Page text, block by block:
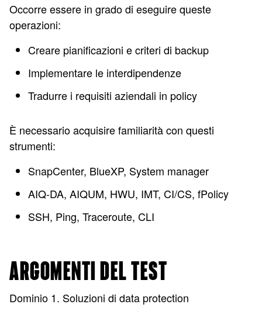
Occorre essere in grado di eseguire queste
operazioni:
Creare pianificazioni e criteri di backup
Implementare le interdipendenze
Tradurre i requisiti aziendali in policy
È necessario acquisire familiarità con questi
strumenti:
SnapCenter, BlueXP, System manager
AIQ-DA, AIQUM, HWU, IMT, CI/CS, fPolicy
SSH, Ping, Traceroute, CLI
ARGOMENTI DEL TEST
Dominio 1. Soluzioni di data protection